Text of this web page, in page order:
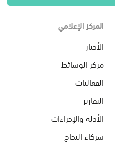
المركز الإعلامي
الأخبار
مركز الوسائط
الفعاليات
التقارير
الأدلة والإجراءات
شركاء النجاح